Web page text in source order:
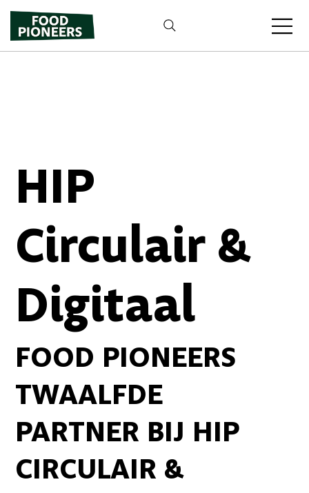
HIP
Circulair &
Digitaal
FOOD PIONEERS
TWAALFDE
PARTNER BIJ HIP
CIRCULAIR &